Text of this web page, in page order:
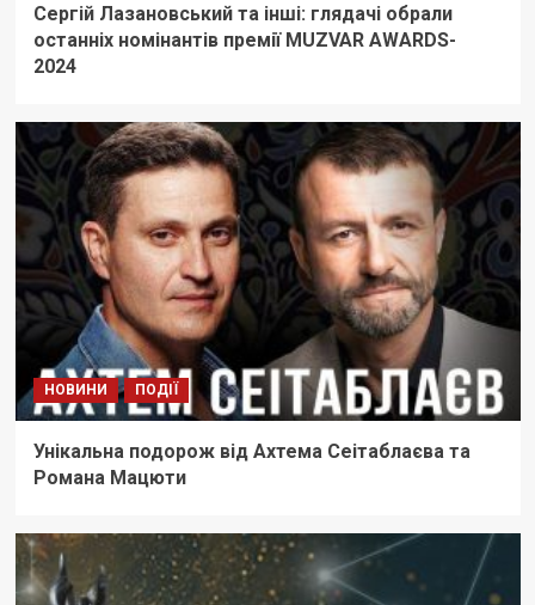
Сергій Лазановський та інші: глядачі обрали
останніх номінантів премії MUZVAR AWARDS-
2024
НОВИНИ ПОДІЇ
Унікальна подорож від Ахтема Сеітаблаєва та
Романа Мацюти